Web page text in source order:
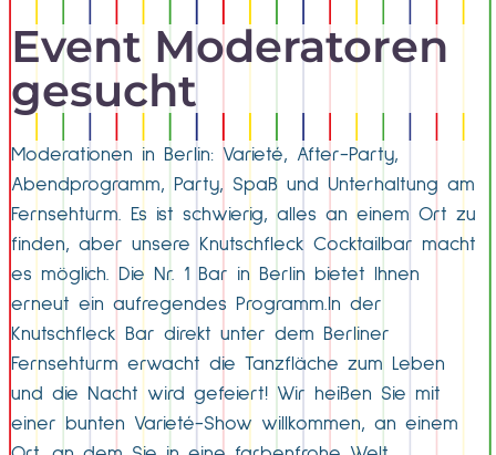
Event Moderatoren
gesucht
Moderationen in Berlin: Varieté, After-Party,
Abendprogramm, Party, Spaß und Unterhaltung am
Fernsehturm. Es ist schwierig, alles an einem Ort zu
finden, aber unsere Knutschfleck Cocktailbar macht
es möglich. Die Nr. 1 Bar in Berlin bietet Ihnen
erneut ein aufregendes Programm.In der
Knutschfleck Bar direkt unter dem Berliner
Fernsehturm erwacht die Tanzfläche zum Leben
und die Nacht wird gefeiert! Wir heißen Sie mit
einer bunten Varieté-Show willkommen, an einem